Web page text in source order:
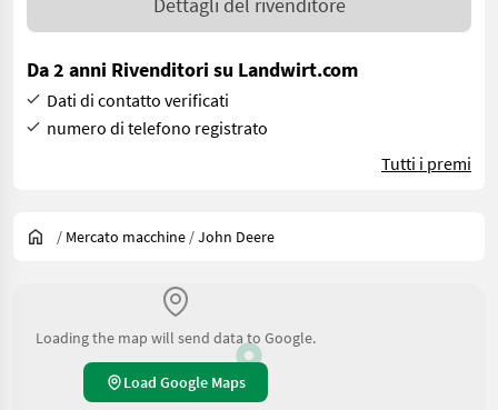
Dettagli del rivenditore
Da 2 anni Rivenditori su Landwirt.com
Dati di contatto verificati
numero di telefono registrato
Tutti i premi
/ Mercato macchine /John Deere
Loading the map will send data to Google.
Load Google Maps